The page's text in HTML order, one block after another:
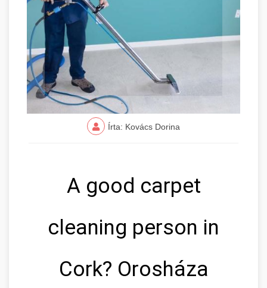
Írta: Kovács Dorina
A good carpet
cleaning person in
Cork? Orosháza